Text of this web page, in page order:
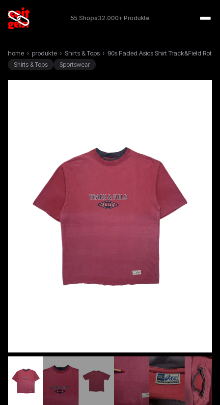
55 Shops32.000+ Produkte
home › produkte › Shirts & Tops › 90s Faded Asics Shirt Track&Field Rot
Shirts & Tops Sportswear